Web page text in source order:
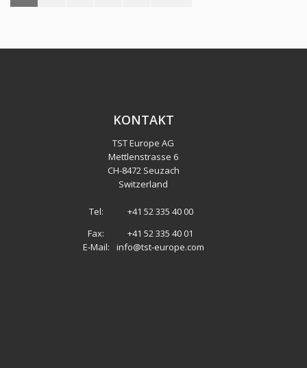
KONTAKT
TST Europe AG
Mettlenstrasse 6
CH-8472 Seuzach
Switzerland
Tel:
+41 52 335 40 00
Fax:
+41 52 335 40 01
E-Mail:
info@tst-europe.com